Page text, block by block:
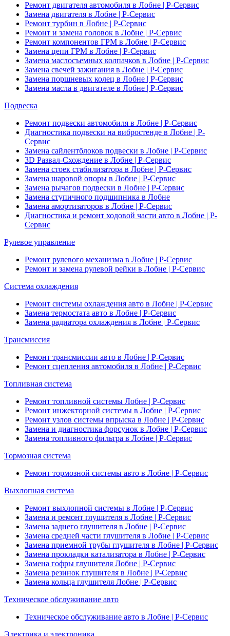
Ремонт двигателя автомобиля в Лобне | Р-Сервис
Замена двигателя в Лобне | Р-Сервис
Ремонт турбин в Лобне | Р-Сервис
Ремонт и замена головок в Лобне | Р-Сервис
Ремонт компонентов ГРМ в Лобне | Р-Сервис
Замена цепи ГРМ в Лобне | Р-Сервис
Замена маслосъемных колпачков в Лобне | Р-Сервис
Замена свечей зажигания в Лобне | Р-Сервис
Замена поршневых колец в Лобне | Р-Сервис
Замена масла в двигателе в Лобне | Р-Сервис
Подвеска
Ремонт подвески автомобиля в Лобне | Р-Сервис
Диагностика подвески на вибростенде в Лобне | Р-
Сервис
Замена сайлентблоков подвески в Лобне | Р-Сервис
3D Развал-Схождение в Лобне | Р-Сервис
Замена стоек стабилизатора в Лобне | Р-Сервис
Замена шаровой опоры в Лобне | Р-Сервис
Замена рычагов подвески в Лобне | Р-Сервис
Замена ступичного подшипника в Лобне
Замена амортизаторов в Лобне | Р-Сервис
Диагностика и ремонт ходовой части авто в Лобне | Р-
Сервис
Рулевое управление
Ремонт рулевого механизма в Лобне | Р-Сервис
Ремонт и замена рулевой рейки в Лобне | Р-Сервис
Система охлаждения
Ремонт системы охлаждения авто в Лобне | Р-Сервис
Замена термостата авто в Лобне | Р-Сервис
Замена радиатора охлаждения в Лобне | Р-Сервис
Трансмиссия
Ремонт трансмиссии авто в Лобне | Р-Сервис
Ремонт сцепления автомобиля в Лобне | Р-Сервис
Топливная система
Ремонт топливной системы Лобне | Р-Сервис
Ремонт инжекторной системы в Лобне | Р-Сервис
Ремонт узлов системы впрыска в Лобне | Р-Сервис
Замена и диагностика форсунок в Лобне | Р-Сервис
Замена топливного фильтра в Лобне | Р-Сервис
Тормозная система
Ремонт тормозной системы авто в Лобне | Р-Сервис
Выхлопная система
Ремонт выхлопной системы в Лобне | Р-Сервис
Замена и ремонт глушителя в Лобне | Р-Сервис
Замена заднего глушителя в Лобне | Р-Сервис
Замена средней части глушителя в Лобне | Р-Сервис
Замена приемной трубы глушителя в Лобне | Р-Сервис
Замена прокладки катализатора в Лобне | Р-Сервис
Замена гофры глушителя Лобне | Р-Сервис
Замена резинок глушителя в Лобне | Р-Сервис
Замена кольца глушителя Лобне | Р-Сервис
Техническое обслуживание авто
Техническое обслуживание авто в Лобне | Р-Сервис
Электрика и электроника